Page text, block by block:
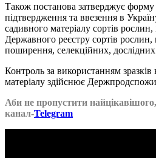
Також постанова затверджує форму
підтвердження та ввезення в
садивного матеріалу сортів
Державного реєстру сортів
поширення, селекційних, дослідних
Контроль за використанням зразків
матеріалу здійснює
Аби не пропустити
канал-Telegram